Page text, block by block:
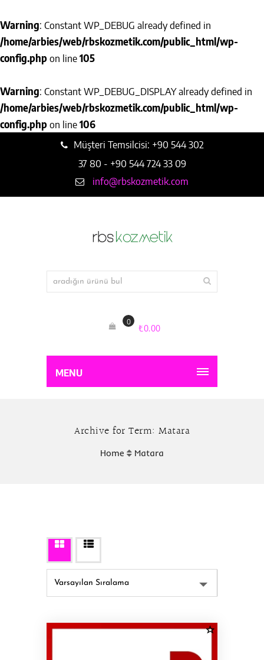
Warning: Constant WP_DEBUG already defined in
/home/arbies/web/rbskozmetik.com/public_html/wp-
config.phpon line105
Warning: Constant WP_DEBUG_DISPLAY already defined in
/home/arbies/web/rbskozmetik.com/public_html/wp-
config.phpon line106
Müşteri Temsilcisi: +90 544 302
37 80 - +90 544 724 33 09
info@rbskozmetik.com
0
₺0.00
MENU
Archive for Term: Matara
Home Matara